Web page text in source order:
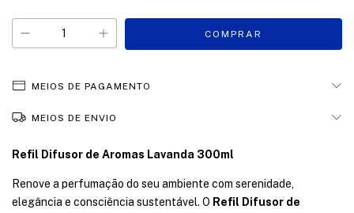
MEIOS DE PAGAMENTO
MEIOS DE ENVIO
Refil Difusor de Aromas Lavanda 300ml
Renove a perfumação do seu ambiente com serenidade,
elegância e consciência sustentável. O Refil Difusor de